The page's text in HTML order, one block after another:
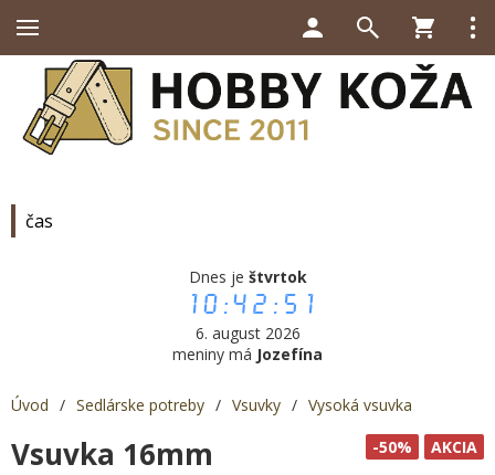
čas
Dnes je štvrtok
10:42:52
6. august 2026
meniny má Jozefína
Úvod / Sedlárske potreby / Vsuvky / Vysoká vsuvka
AKCIA
-50%
Vsuvka 16mm